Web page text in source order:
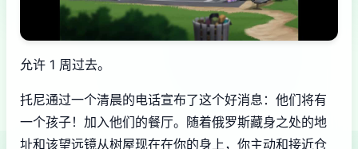
允许 1 周过去。
托尼通过一个清晨的电话宣布了这个好消息：他们将有
一个孩子！加入他们的餐厅。随着俄罗斯藏身之处的地
址和该望远镜从树屋现在在你的身上，你主动和接近仓